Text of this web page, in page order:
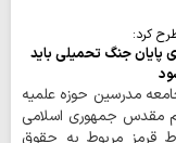
کرد:
پایان جنگ تحمیلی باید
مدرسین حوزه علمیه
مقدس جمهوری اسلامی
قرمز مربوط به حقوق